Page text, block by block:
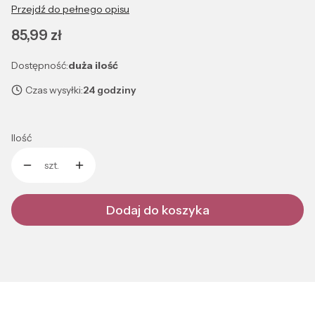
Przejdź do pełnego opisu
Cena
85,99 zł
Dostępność:duża ilość
Czas wysyłki:24 godziny
Ilość
szt.
Dodaj do koszyka